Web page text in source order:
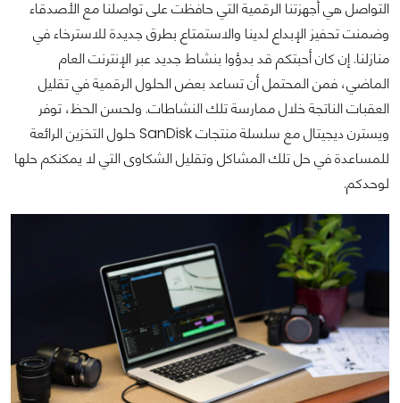
التواصل هي أجهزتنا الرقمية التي حافظت على تواصلنا مع الأصدقاء
وضمنت تحفيز الإبداع لدينا والاستمتاع بطرق جديدة للاسترخاء في
منازلنا. إن كان أحبتكم قد بدؤوا بنشاط جديد عبر الإنترنت العام
الماضي، فمن المحتمل أن تساعد بعض الحلول الرقمية في تقليل
العقبات الناتجة خلال ممارسة تلك النشاطات. ولحسن الحظ، توفر
ويسترن ديجيتال مع سلسلة منتجات SanDisk حلول التخزين الرائعة
للمساعدة في حل تلك المشاكل وتقليل الشكاوى التي لا يمكنكم حلها
لوحدكم.